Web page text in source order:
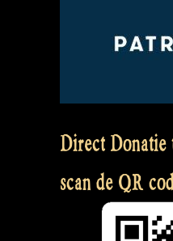
Direct
scan de QR